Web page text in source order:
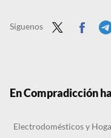
Síguenos
En Compradicción
Electrodomésticos y